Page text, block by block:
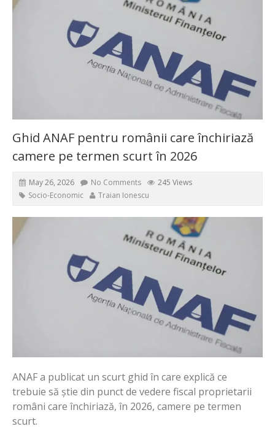
Ghid ANAF pentru românii care închiriază
camere pe termen scurt în 2026
May 26, 2026 No Comments
245 Views
Socio-Economic
Traian Ionescu
ANAF a publicat un scurt ghid în care explică ce
trebuie să știe din punct de vedere fiscal proprietarii
români care închiriază, în 2026, camere pe termen
scurt.